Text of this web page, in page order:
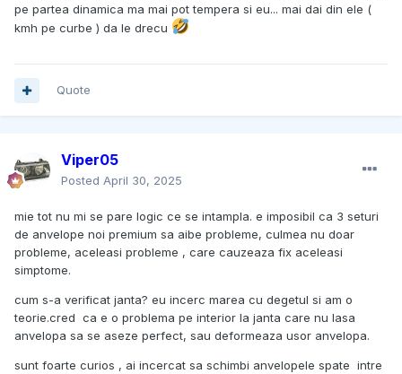
pe partea dinamica ma mai pot tempera si eu... mai dai din ele (
kmh pe curbe ) da le drecu
Quote
Viper05
Posted April 30, 2025
mie tot nu mi se pare logic ce se intampla. e imposibil ca 3 seturi
de anvelope noi premium sa aibe probleme, culmea nu doar
probleme, aceleasi probleme , care cauzeaza fix aceleasi
simptome.
cum s-a verificat janta? eu incerc marea cu degetul si am o
teorie.cred ca e o problema pe interior la janta care nu lasa
anvelopa sa se aseze perfect, sau deformeaza usor anvelopa.
sunt foarte curios , ai incercat sa schimbi anvelopele spate intre